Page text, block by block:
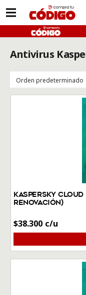
Antivirus
Kaspersky
Renovación)
$38.300